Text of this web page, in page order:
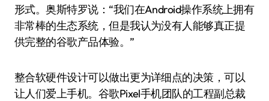
形式。奥斯特罗说：“我们在Android操作系统上拥有
非常棒的生态系统，但是我认为没有人能够真正提
供完整的谷歌产品体验。”
整合软硬件设计可以做出更为详细点的决策，可以
让人们爱上手机。谷歌Pixel手机团队的工程副总裁